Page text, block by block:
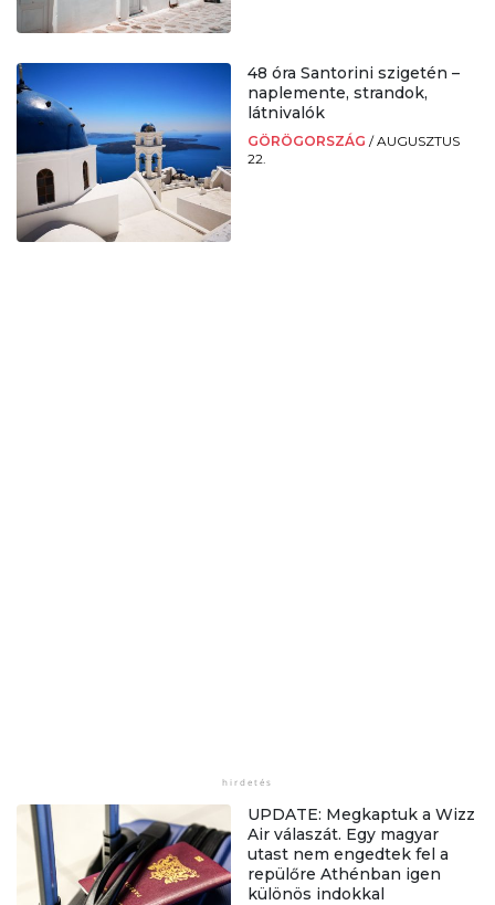
48 óra Santorini szigetén –
naplemente, strandok,
látnivalók
GÖRÖGORSZÁG /AUGUSZTUS
22.
UPDATE: Megkaptuk a Wizz
Air válaszát. Egy magyar
utast nem engedtek fel a
repülőre Athénban igen
különös indokkal